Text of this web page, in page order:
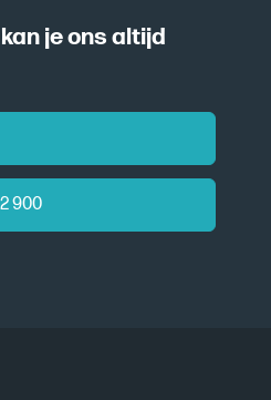
je ons altijd
900